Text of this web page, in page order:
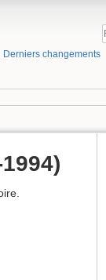
Derniers changements